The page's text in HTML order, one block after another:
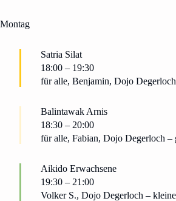
Montag
Satria Silat
18:00 – 19:30
für alle, Benjamin, Dojo
Balintawak Arnis
18:30 – 20:00
für alle, Fabian, Dojo Degerloch –
Aikido Erwachsene
19:30 – 21:00
Volker S., Dojo Degerloch –